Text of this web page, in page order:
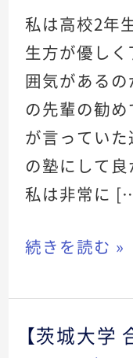
私は高校2年
生方が優し
囲気がある
の先輩の勧め
が言ってい
の塾にして良
私は非常に
赤
十
字
看
護
大
学
格】
徒
続きを読む »
【茨城大学
【茨